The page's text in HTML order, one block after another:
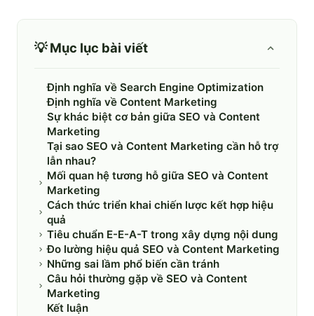
💡 Mục lục bài viết
Định nghĩa về Search Engine Optimization
Định nghĩa về Content Marketing
Sự khác biệt cơ bản giữa SEO và Content
Marketing
Tại sao SEO và Content Marketing cần hỗ trợ
lẫn nhau?
Mối quan hệ tương hỗ giữa SEO và Content
Marketing
Cách thức triển khai chiến lược kết hợp hiệu
quả
Tiêu chuẩn E-E-A-T trong xây dựng nội dung
Đo lường hiệu quả SEO và Content Marketing
Những sai lầm phổ biến cần tránh
Câu hỏi thường gặp về SEO và Content
Marketing
Kết luận